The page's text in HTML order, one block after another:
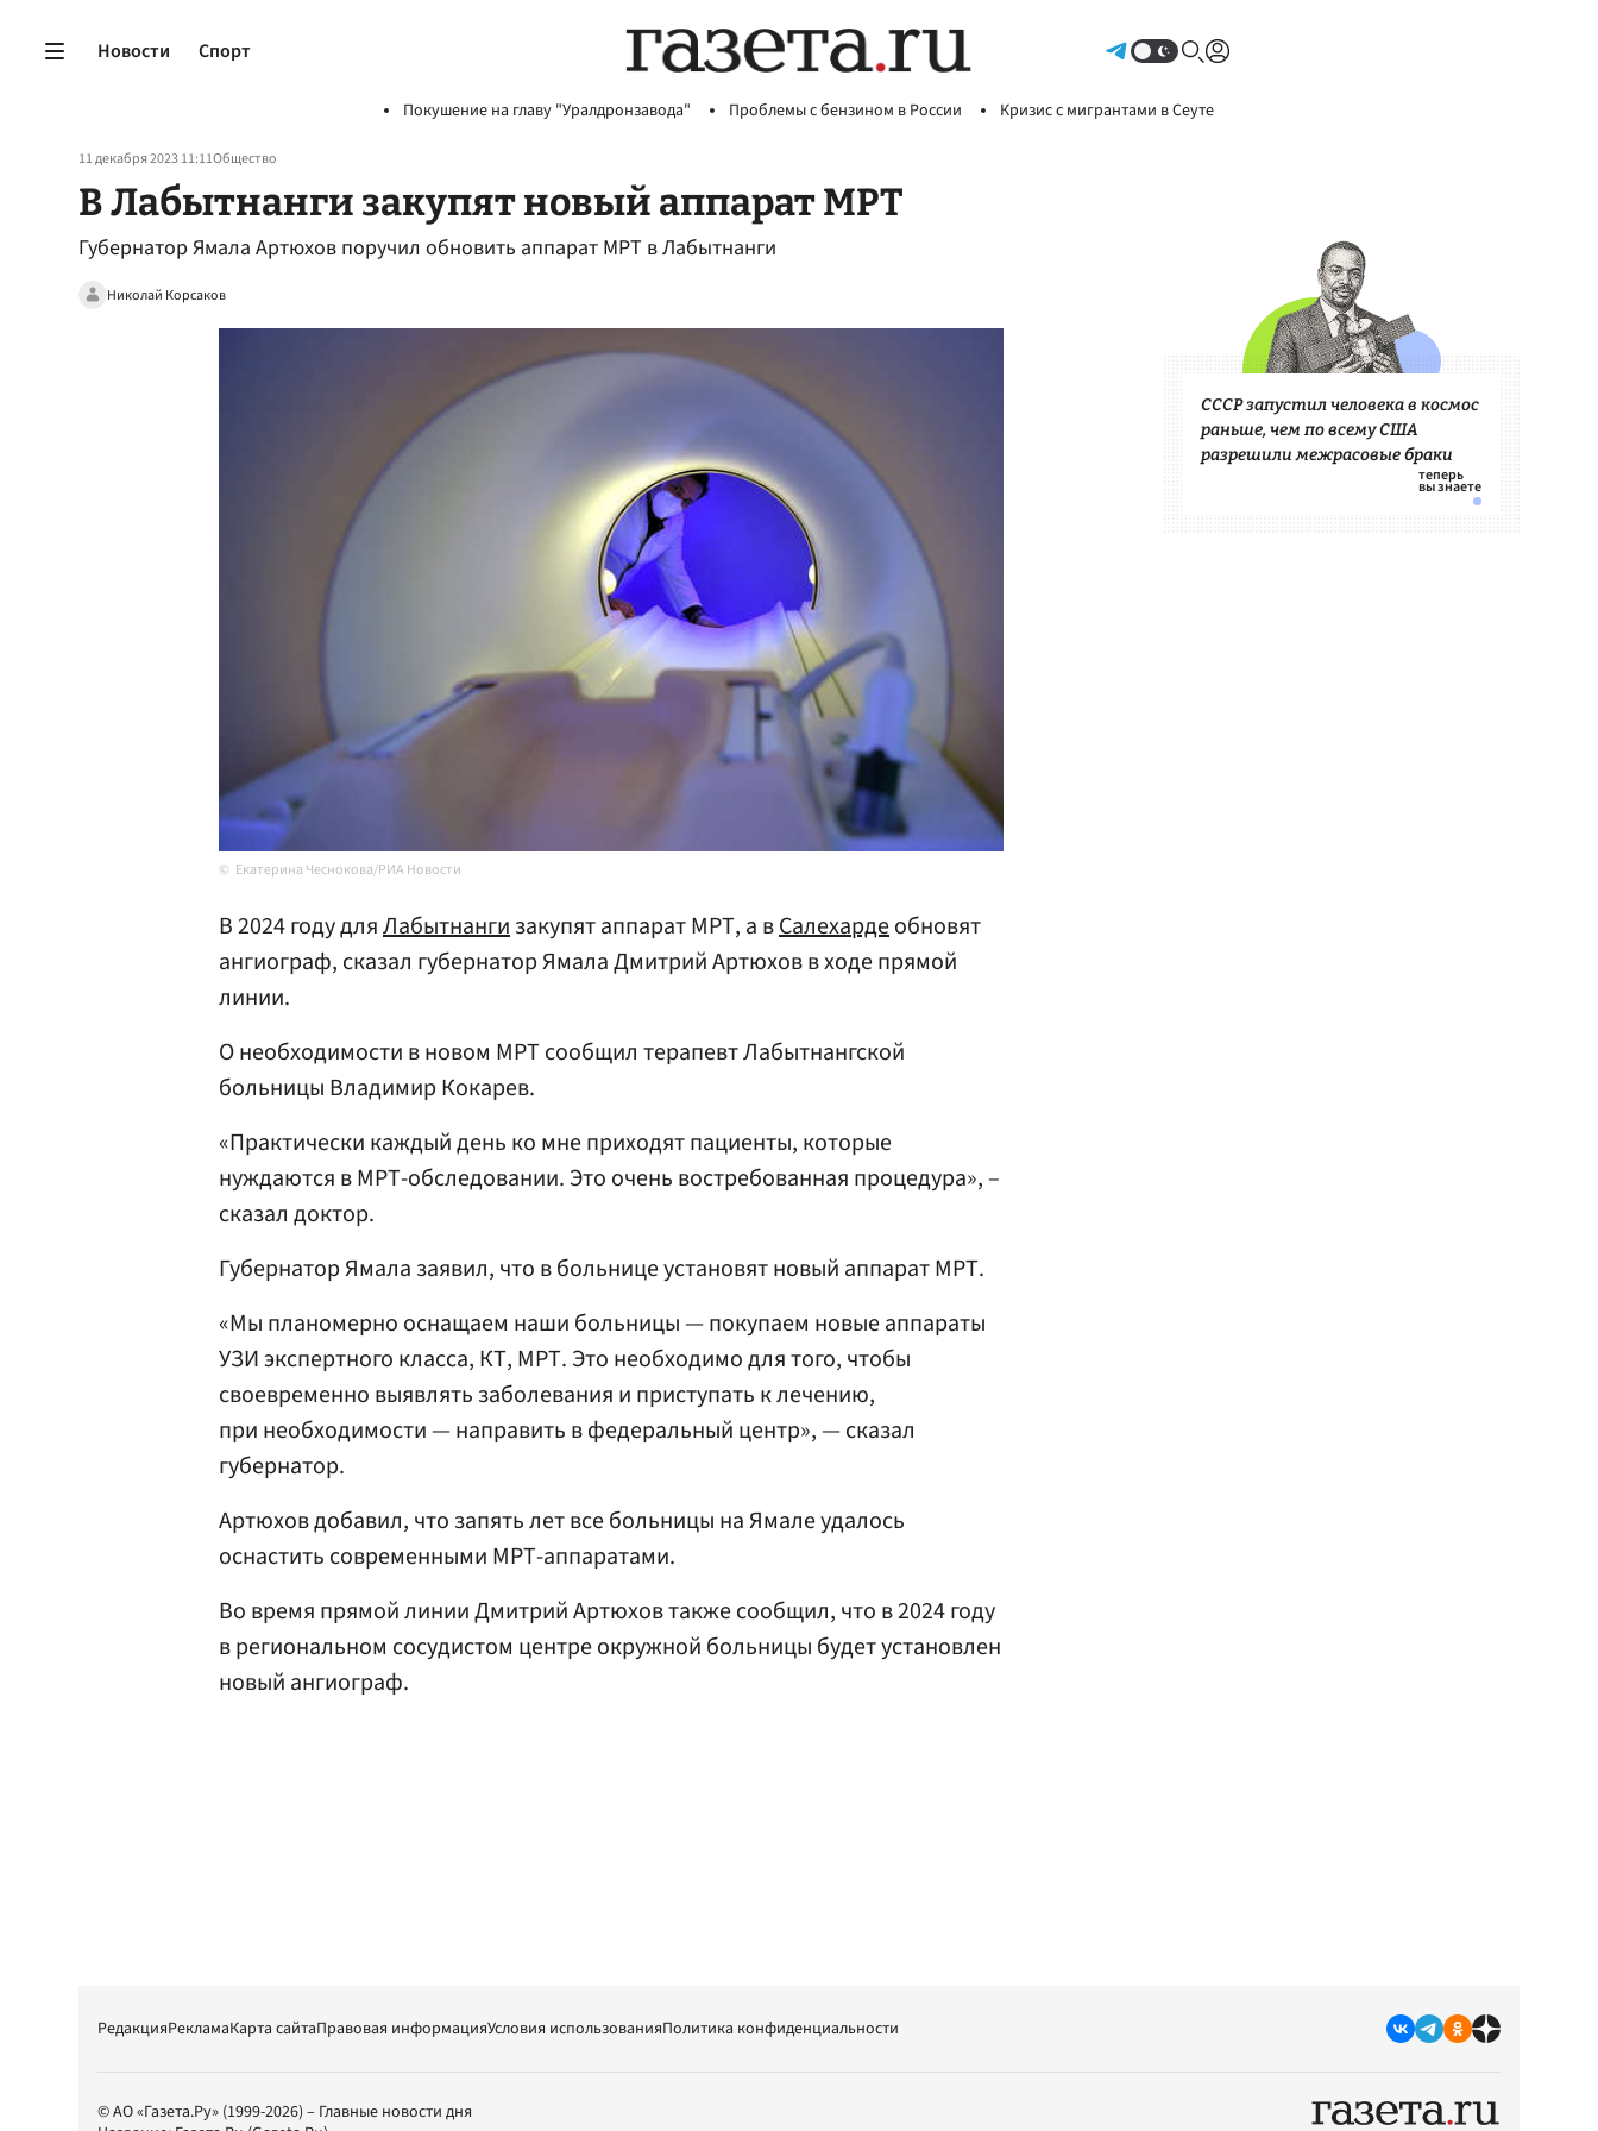
Новости Спорт
Покушение на главу "Уралдронзавода" Проблемы с бензином в России Кризис с мигрантами в Сеуте
11 декабря 2023 11:11Общество
В Лабытнанги закупят новый аппарат МРТ
Губернатор Ямала Артюхов поручил обновить аппарат МРТ в Лабытнанги
Николай Корсаков
Екатерина Чеснокова/РИА Новости
В 2024 году дляЛабытнангизакупят аппарат МРТ, а вСалехардеобновят
ангиограф, сказал губернатор Ямала Дмитрий Артюхов в ходе прямой
линии.
О необходимости в новом МРТ сообщил терапевт Лабытнангской
больницы Владимир Кокарев.
«Практически каждый день ко мне приходят пациенты, которые
нуждаются в МРТ-обследовании. Это очень востребованная процедура», –
сказал доктор.
Губернатор Ямала заявил, что в больнице установят новый аппарат МРТ.
«Мы планомерно оснащаем наши больницы — покупаем новые аппараты
УЗИ экспертного класса, КТ, МРТ. Это необходимо для того, чтобы
своевременно выявлять заболевания и приступать к лечению,
при необходимости — направить в федеральный центр», — сказал
губернатор.
Артюхов добавил, что запять лет все больницы на Ямале удалось
оснастить современными МРТ-аппаратами.
Во время прямой линии Дмитрий Артюхов также сообщил, что в 2024 году
в региональном сосудистом центре окружной больницы будет установлен
новый ангиограф.
СССР запустил человека в космос
раньше, чем по всему США
разрешили межрасовые браки
РедакцияРекламаКарта сайтаПравовая информацияУсловия использованияПолитика конфиденциальности
© АО «Газета.Ру» (1999-2026) – Главные новости дня